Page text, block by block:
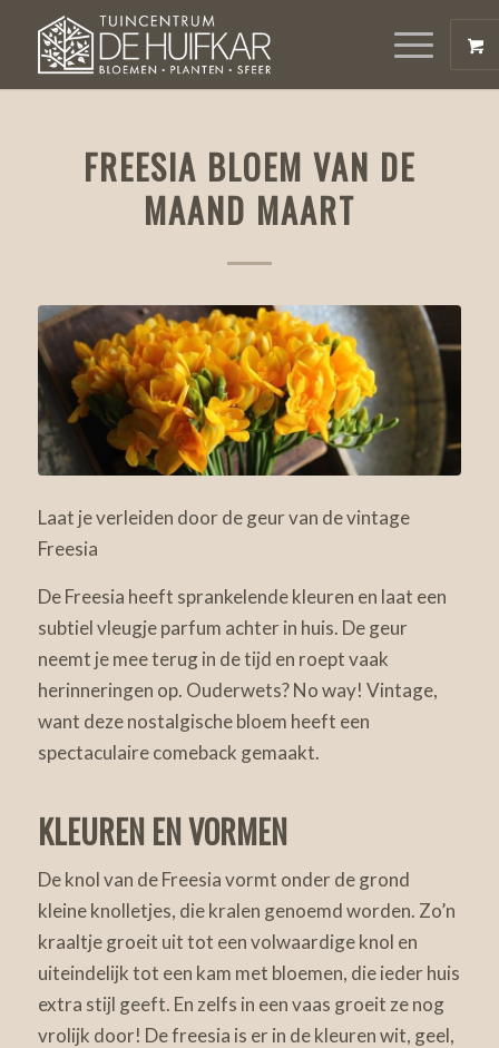
FREESIA BLOEM VAN DE
MAAND MAART
Laat je verleiden door de geur van de vintage
Freesia
De Freesia heeft sprankelende kleuren en laat een
subtiel vleugje parfum achter in huis. De geur
neemt je mee terug in de tijd en roept vaak
herinneringen op. Ouderwets? No way! Vintage,
want deze nostalgische bloem heeft een
spectaculaire comeback gemaakt.
KLEUREN EN VORMEN
De knol van de Freesia vormt onder de grond
kleine knolletjes, die kralen genoemd worden. Zo’n
kraaltje groeit uit tot een volwaardige knol en
uiteindelijk tot een kam met bloemen, die ieder huis
extra stijl geeft. En zelfs in een vaas groeit ze nog
vrolijk door! De freesia is er in de kleuren wit, geel,